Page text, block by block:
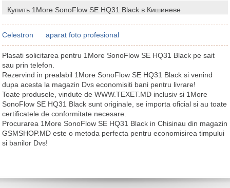
Купить 1More SonoFlow SE HQ31 Black в Кишиневе
Celestron aparat foto profesional
Plasati solicitarea pentru 1More SonoFlow SE HQ31 Black pe sait
sau prin telefon.
Rezervind in prealabil 1More SonoFlow SE HQ31 Black si venind
dupa acesta la magazin Dvs economisiti bani pentru livrare!
Toate produsele, vindute de WWW.TEXET.MD inclusiv si 1More
SonoFlow SE HQ31 Black sunt originale, se importa oficial si au toate
certificatele de conformitate necesare.
Procurarea 1More SonoFlow SE HQ31 Black in Chisinau din magazin
GSMSHOP.MD este o metoda perfecta pentru economisirea timpului
si banilor Dvs!